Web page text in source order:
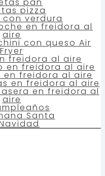
pizza
con verdura
en freidora al
aire
con queso Air
Fryer
freidora al aire
en freidora al aire
en freidora al aire
en freidora al aire
en freidora al
aire
Santa